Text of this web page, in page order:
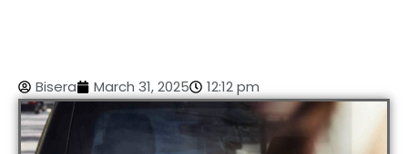
Bisera March 31, 2025 12:12 pm